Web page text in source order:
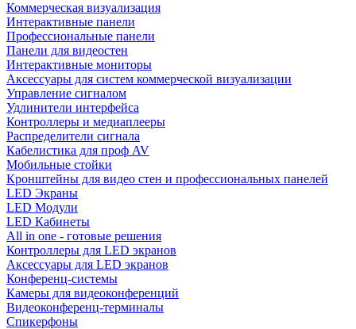
Коммерческая визуализация
Интерактивные панели
Профессиональные панели
Панели для видеостен
Интерактивные мониторы
Аксессуары для систем коммерческой визуализации
Управление сигналом
Удлинители интерфейса
Контроллеры и медиаплееры
Распределители сигнала
Кабелистика для проф AV
Мобильные стойки
Кронштейны для видео стен и профессиональных панелей
LED Экраны
LED Модули
LED Кабинеты
All in one - готовые решения
Контроллеры для LED экранов
Аксессуары для LED экранов
Конференц-системы
Камеры для видеоконференций
Видеоконференц-терминалы
Спикерфоны